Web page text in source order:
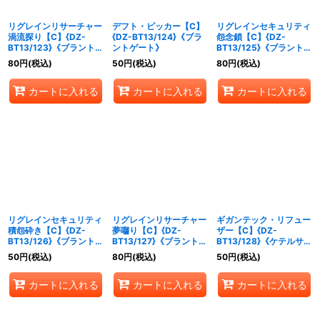
リグレインリサーチャー
渦流探り【C】{DZ-
BT13/123}《ブラントゲ
ート》
80円(税込)
カートに入れる
デフト・ピッカー【C】
{DZ-BT13/124}《ブラ
ントゲート》
50円(税込)
カートに入れる
リグレインセキュリティ
怨念鎖【C】{DZ-
BT13/125}《ブラントゲ
ート》
80円(税込)
カートに入れる
リグレインセキュリティ
積怨砕き【C】{DZ-
BT13/126}《ブラントゲ
ート》
50円(税込)
カートに入れる
リグレインリサーチャー
夢囓り【C】{DZ-
BT13/127}《ブラントゲ
ート》
80円(税込)
カートに入れる
ギガンテック・リフュー
ザー【C】{DZ-
BT13/128}《ケテルサン
クチュアリ》
50円(税込)
カートに入れる